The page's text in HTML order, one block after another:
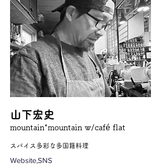
山下宏史
mountain*mountain w/café flat
スパイス多彩な多国籍料理
Website,SNS